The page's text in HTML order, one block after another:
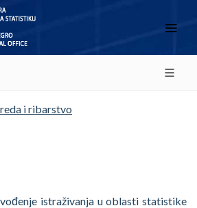
i ribarstvo
istraživanja u oblasti statistike